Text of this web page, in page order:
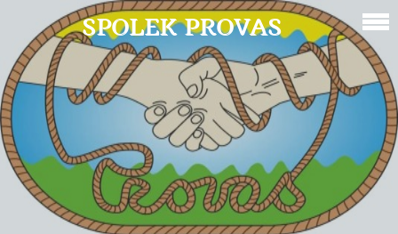
SPOLEK PROVAS